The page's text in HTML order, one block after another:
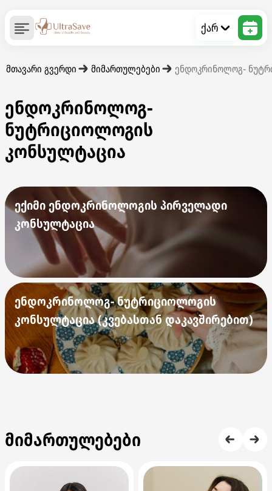
ქარ
მთავარი გვერდი მიმართულებები ენდოკრინოლოგ-
ენდოკრინოლოგ-
ნუტრიციოლოგის
კონსულტაცია
ექიმი ენდოკრინოლოგის პირველადი
კონსულტაცია
ენდოკრინოლოგ- ნუტრიციოლოგის
კონსულტაცია (კვებასთან დაკავშირებით)
მიმართულებები